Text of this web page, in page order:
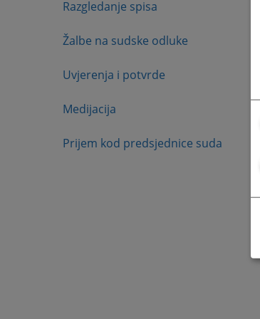
Razgledanje spisa
Žalbe na sudske odluke
Uvjerenja i potvrde
Medijacija
Prijem kod predsjednice suda